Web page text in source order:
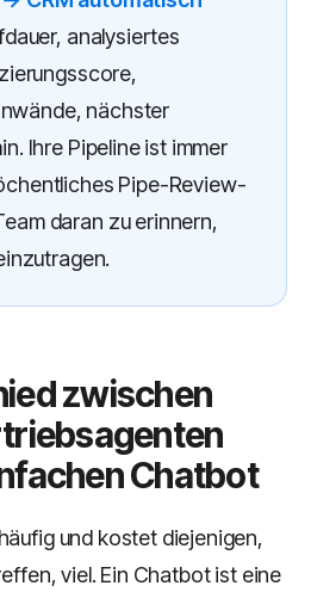
analysiertes
nächster
Ihre Pipeline ist immer
Pipe-Review-
daran zu erinnern,
zwischen
Chatbot
und kostet diejenigen,
viel. Ein Chatbot ist eine